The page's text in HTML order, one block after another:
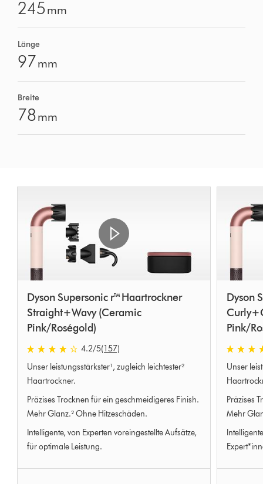
245 mm
Länge
97mm
Breite
78mm
Dyson Supersonic r™ Haartrockner
Straight+Wavy (Ceramic
Pink/Roségold)
4.2 von 5 Sternen in 157 Bewertungen
4.2/5(157)
Unser leistungsstärkster¹, zugleich leichtester²
Haartrockner.
Präzises Trocknen für ein geschmeidigeres Finish.
Mehr Glanz.² Ohne Hitzeschäden.
Intelligente, von Experten voreingestellte Aufsätze,
für optimale Leistung.
Dyson
Pink/
4.2 von 5
Unser
Präzises
Mehr